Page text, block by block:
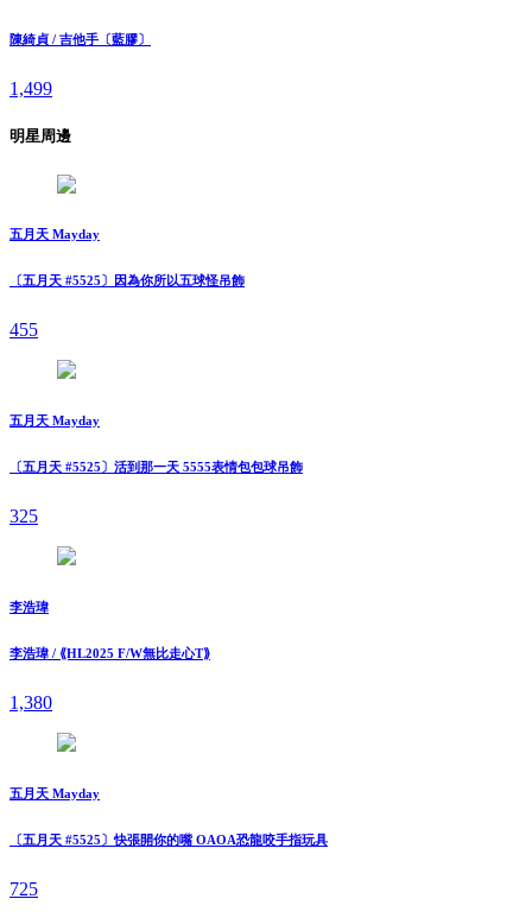
陳綺貞 / 吉他手〔藍膠〕
1,499
明星周邊
五月天 Mayday
〔五月天 #5525〕因為你所以五球怪吊飾
455
五月天 Mayday
〔五月天 #5525〕活到那一天 5555表情包包球吊飾
325
李浩瑋
李浩瑋 / ⟪HL2025 F/W無比走⼼T⟫
1,380
五月天 Mayday
〔五月天 #5525〕快張開你的嘴 OAOA恐龍咬手指玩具
725